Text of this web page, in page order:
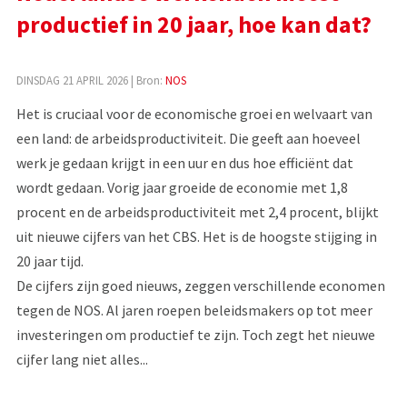
productief in 20 jaar, hoe kan dat?
DINSDAG 21 APRIL 2026| Bron: NOS
Het is cruciaal voor de economische groei en welvaart van
een land: de arbeidsproductiviteit. Die geeft aan hoeveel
werk je gedaan krijgt in een uur en dus hoe efficiënt dat
wordt gedaan. Vorig jaar groeide de economie met 1,8
procent en de arbeidsproductiviteit met 2,4 procent, blijkt
uit nieuwe cijfers van het CBS. Het is de hoogste stijging in
20 jaar tijd.
De cijfers zijn goed nieuws, zeggen verschillende economen
tegen de NOS. Al jaren roepen beleidsmakers op tot meer
investeringen om productief te zijn. Toch zegt het nieuwe
cijfer lang niet alles...